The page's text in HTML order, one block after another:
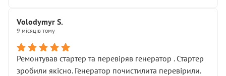
Volodymyr S.
9 місяців тому
Ремонтував стартер та перевіряв генератор . Стартер
зробили якісно. Генератор почистилита перевірили.